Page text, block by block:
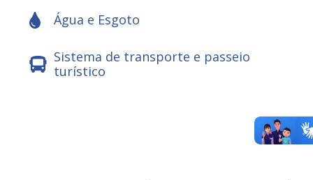
Água e Esgoto
Sistema de transporte e passeio
turístico